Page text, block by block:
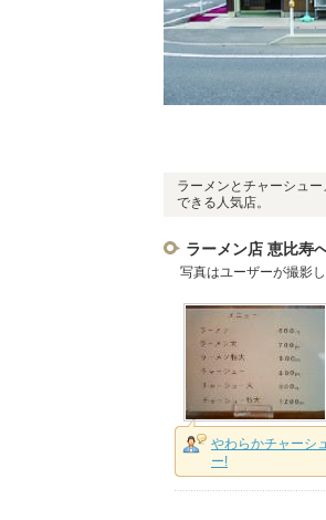
ラーメンとチャーシュ
できる人気店。
ラーメン店 恵比寿
写真はユーザーが撮影
やわらかチャーシ
ー!